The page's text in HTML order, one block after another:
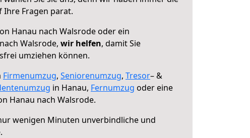
Ihre Fragen parat.
Hanau nach Walsrode oder ein
Walsrode, wir helfen, damit Sie
umziehen können.
Firmenumzug, Seniorenumzug, Tresor– &
in Hanau, Fernumzug oder eine
Hanau nach Walsrode.
wenigen Minuten unverbindliche und